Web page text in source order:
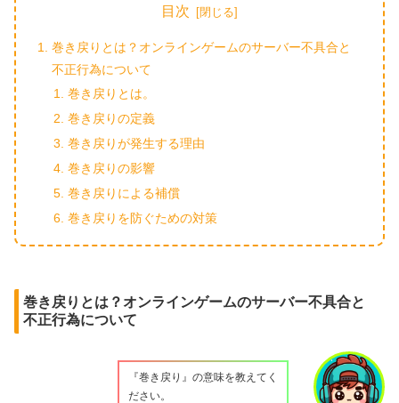
目次
巻き戻りとは？オンラインゲームのサーバー不具合と
不正行為について
巻き戻りとは。
巻き戻りの定義
巻き戻りが発生する理由
巻き戻りの影響
巻き戻りによる補償
巻き戻りを防ぐための対策
巻き戻りとは？オンラインゲームのサーバー不具合と
不正行為について
『巻き戻り』の意味を教えてく
ださい。